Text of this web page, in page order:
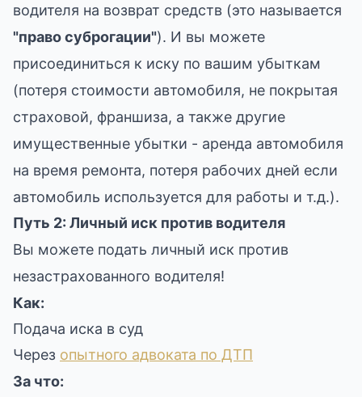
водителя на возврат средств (это называется
"право суброгации"). И вы можете
присоединиться к иску по вашим убыткам
(потеря стоимости автомобиля, не покрытая
страховой, франшиза, а также другие
имущественные убытки - аренда автомобиля
на время ремонта, потеря рабочих дней если
автомобиль используется для работы и т.д.).
Путь 2: Личный иск против водителя
Вы можете подать личный иск против
незастрахованного водителя!
Как:
Подача иска в суд
Через опытного адвоката по ДТП
За что: